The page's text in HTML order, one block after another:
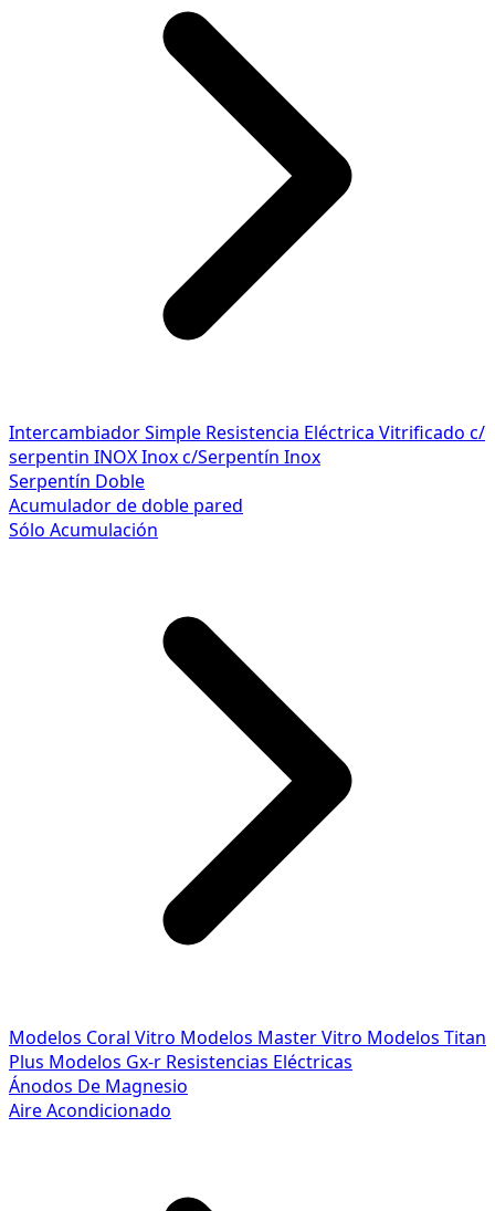
Intercambiador Simple Resistencia Eléctrica Vitrificado c/
serpentin INOXInox c/Serpentín Inox
Serpentín Doble
Acumulador de doble pared
Sólo Acumulación
Modelos Coral Vitro Modelos Master Vitro Modelos Titan
Plus Modelos Gx-r Resistencias Eléctricas
Ánodos De Magnesio
Aire Acondicionado